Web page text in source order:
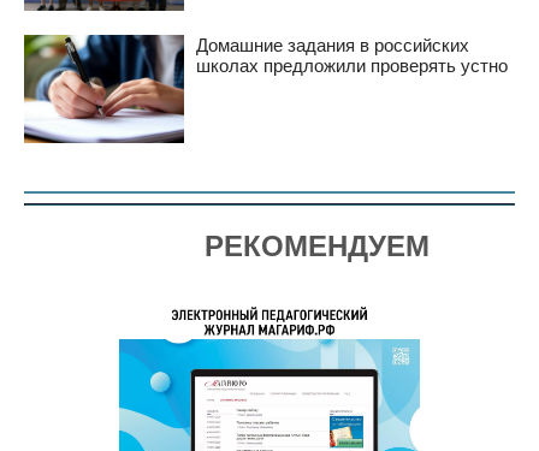
Домашние задания в российских
школах предложили проверять устно
РЕКОМЕНДУЕМ